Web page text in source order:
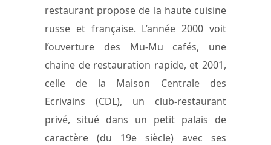
restaurant propose de la haute cuisine
russe et française. L’année 2000 voit
l’ouverture des Mu-Mu cafés, une
chaine de restauration rapide, et 2001,
celle de la Maison Centrale des
Ecrivains (CDL), un club-restaurant
privé, situé dans un petit palais de
caractère (du 19e siècle) avec ses